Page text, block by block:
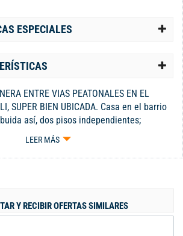
ESPECIALES
ENTRE VIAS PEATONALES EN EL
SUPER BIEN UBICADA. Casa en el barrio
así, dos pisos independientes;
cocina, zona de oficios, antejardín,
sala comedor, cocina, zona de oficios, dos
con muy buenas vías de acceso,
supermercados, parques, cercanos,
LEER MÁS
Y RECIBIR OFERTAS SIMILARES